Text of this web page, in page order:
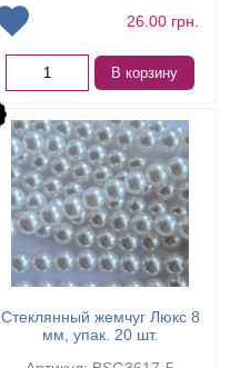
26.00 грн.
В корзину
Стеклянный жемчуг Люкс 8
мм, упак. 20 шт.